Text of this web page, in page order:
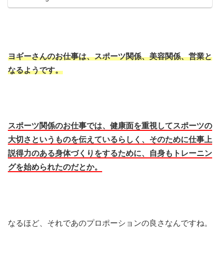
ヨギーさんのお仕事は、スポーツ関係、美容関係、営業と
なるようです。
スポーツ関係のお仕事では、健康面を重視してスポーツの
大切さというものを伝えているらしく、そのために仕事上
説得力のある身体づくりをするために、自身もトレーニン
グを始められたのだとか。
なるほど、それであのプロポーションの良さなんですね。